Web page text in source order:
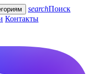
searchПоиск
Контакты